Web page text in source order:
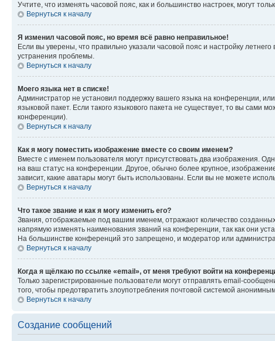
Учтите, что изменять часовой пояс, как и большинство настроек, могут
Вернуться к началу
Я изменил часовой пояс, но время всё равно неправильное!
Если вы уверены, что правильно указали часовой пояс и настройку
устранения проблемы.
Вернуться к началу
Моего языка нет в списке!
Администратор не установил поддержку вашего языка на конференции,
языковой пакет. Если такого языкового пакета не существует, то вы
конференции).
Вернуться к началу
Как я могу поместить изображение вместе со своим именем?
Вместе с именем пользователя могут присутствовать два изображения.
на ваш статус на конференции. Другое, обычно более крупное,
зависит, какие аватары могут быть использованы. Если вы не можете
Вернуться к началу
Что такое звание и как я могу изменить его?
Звания, отображаемые под вашим именем, отражают количество
напрямую изменять наименования званий на конференции, так как они
На большинстве конференций это запрещено, и модератор или
Вернуться к началу
Когда я щёлкаю по ссылке «email», от меня требуют войти на
Только зарегистрированные пользователи могут отправлять email-
того, чтобы предотвратить злоупотребления почтовой системой
Вернуться к началу
Создание сообщений